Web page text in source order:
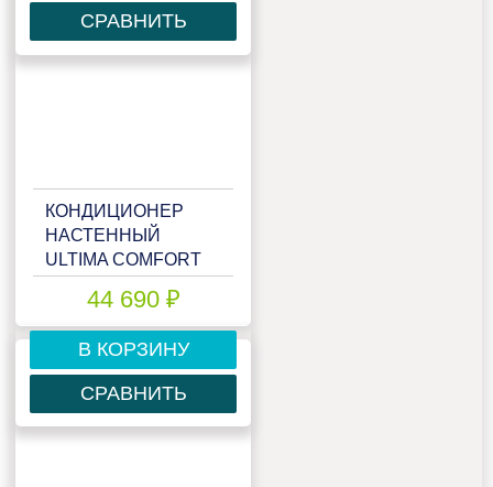
СРАВНИТЬ
КОНДИЦИОНЕР
НАСТЕННЫЙ
ULTIMA COMFORT
44 690 ₽
В КОРЗИНУ
СРАВНИТЬ